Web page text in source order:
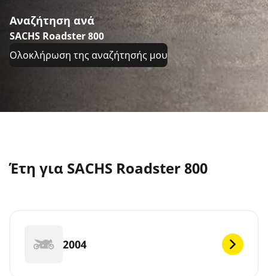
Αναζήτηση ανά
SACHS Roadster 800
Ολοκλήρωση της αναζήτησής μου
Έτη για SACHS Roadster 800
2004